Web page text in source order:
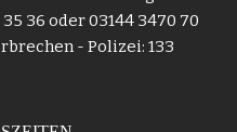
36 oder 03144 3470 70
- Polizei: 133